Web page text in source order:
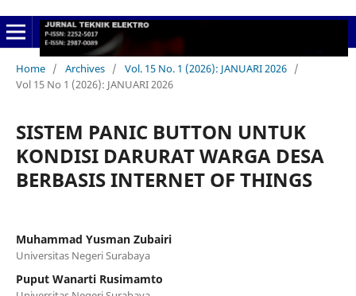
Home / Archives / Vol. 15 No. 1 (2026): JANUARI 2026 /
Vol 15 No 1 (2026): JANUARI 2026
SISTEM PANIC BUTTON UNTUK
KONDISI DARURAT WARGA DESA
BERBASIS INTERNET OF THINGS
Muhammad Yusman Zubairi
Universitas Negeri Surabaya
Puput Wanarti Rusimamto